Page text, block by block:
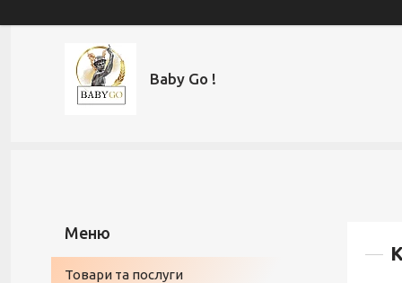
Baby Go !
Товари та послуги